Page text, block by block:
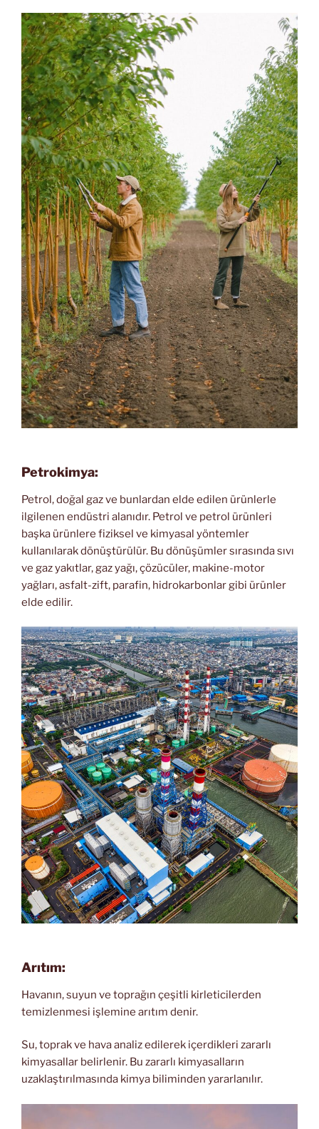
Petrokimya:
Petrol, doğal gaz ve bunlardan elde edilen ürünlerle
ilgilenen endüstri alanıdır. Petrol ve petrol ürünleri
başka ürünlere fiziksel ve kimyasal yöntemler
kullanılarak dönüştürülür. Bu dönüşümler sırasında sıvı
ve gaz yakıtlar, gaz yağı, çözücüler, makine-motor
yağları, asfalt-zift, parafin, hidrokarbonlar gibi ürünler
elde edilir.
Arıtım:
Havanın, suyun ve toprağın çeşitli kirleticilerden
temizlenmesi işlemine arıtım denir.
Su, toprak ve hava analiz edilerek içerdikleri zararlı
kimyasallar belirlenir. Bu zararlı kimyasalların
uzaklaştırılmasında kimya biliminden yararlanılır.